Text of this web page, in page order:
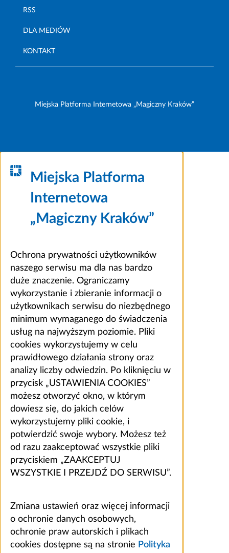
RSS
DLA MEDIÓW
KONTAKT
Miejska Platforma Internetowa „Magiczny Kraków”
Miejska Platforma
Internetowa
„Magiczny Kraków”
Ochrona prywatności użytkowników
naszego serwisu ma dla nas bardzo
duże znaczenie. Ograniczamy
wykorzystanie i zbieranie informacji o
użytkownikach serwisu do niezbędnego
minimum wymaganego do świadczenia
usług na najwyższym poziomie. Pliki
cookies wykorzystujemy w celu
prawidłowego działania strony oraz
analizy liczby odwiedzin. Po kliknięciu w
przycisk „USTAWIENIA COOKIES”
możesz otworzyć okno, w którym
dowiesz się, do jakich celów
wykorzystujemy pliki cookie, i
potwierdzić swoje wybory. Możesz też
od razu zaakceptować wszystkie pliki
przyciskiem „ZAAKCEPTUJ
WSZYSTKIE I PRZEJDŹ DO SERWISU”.
Zmiana ustawień oraz więcej informacji
o ochronie danych osobowych,
ochronie praw autorskich i plikach
cookies dostępne są na stronie Polityka